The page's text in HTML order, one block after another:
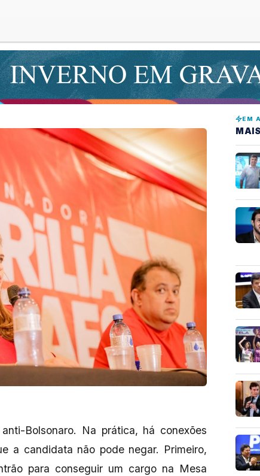
Bolsonaro. Na prática, há conexões
a candidata não pode negar. Primeiro,
para conseguir um cargo na Mesa
EM